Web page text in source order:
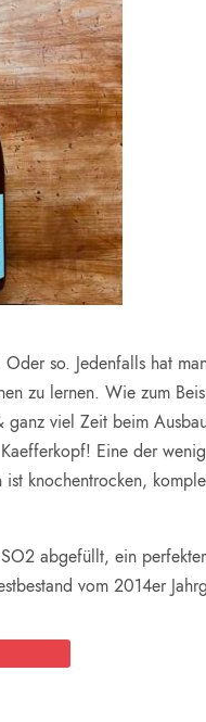
so. Jedenfalls hat
zu lernen. Wie zum
ganz viel Zeit beim
Eine der
knochentrocken,
abgefüllt, ein
vom 2014er